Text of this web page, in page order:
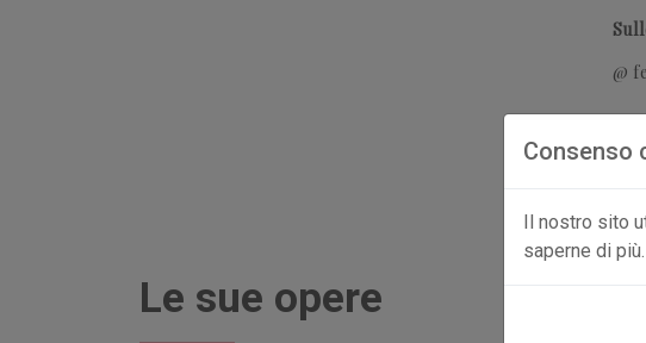
Consenso
Il nostro sito
saperne di più.
@
Le sue opere